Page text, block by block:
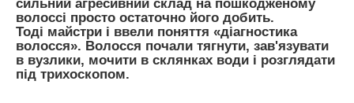
сильний агресивний склад на пошкодженому
волоссі просто остаточно його добить.
Тоді майстри і ввели поняття «діагностика
волосся». Волосся почали тягнути, зав'язувати
в вузлики, мочити в склянках води і розглядати
під трихоскопом.